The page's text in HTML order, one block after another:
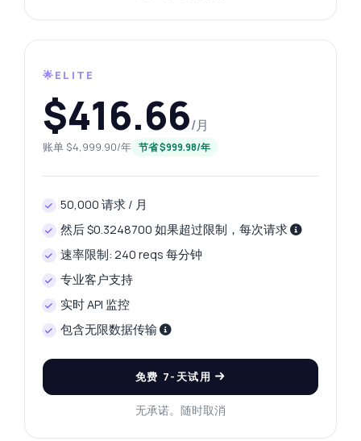
🌟ELITE
$416.66/月
账单 $4,999.90/年 节省 $999.98/年
50,000 请求 / 月
然后 $0.3248700 如果超过限制，每次请求
速率限制: 240 reqs 每分钟
专业客户支持
实时 API 监控
包含无限数据传输
免费 7-天试用
无承诺。随时取消